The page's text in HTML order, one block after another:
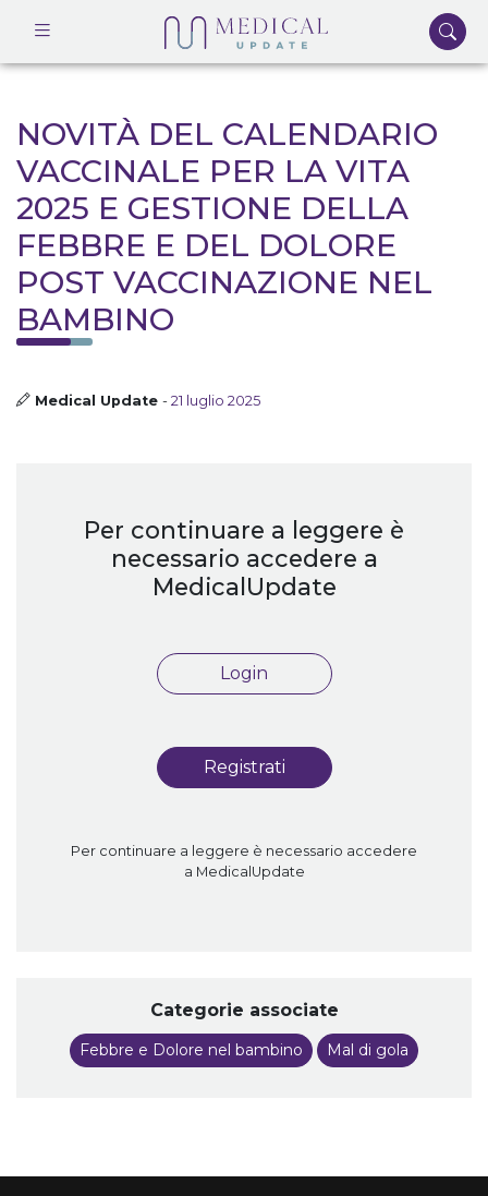
NOVITÀ DEL CALENDARIO
VACCINALE PER LA VITA
2025 E GESTIONE DELLA
FEBBRE E DEL DOLORE
POST VACCINAZIONE NEL
BAMBINO
Medical Update - 21 luglio 2025
Per continuare a leggere è
necessario accedere a
MedicalUpdate
Login
Registrati
Per continuare a leggere è necessario accedere
a MedicalUpdate
Categorie associate
Febbre e Dolore nel bambino Mal di gola